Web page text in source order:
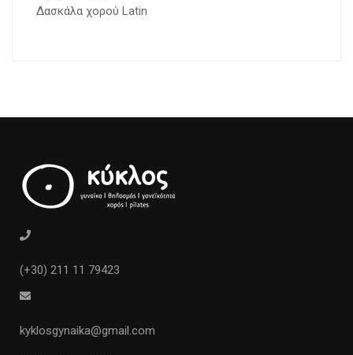
Δασκάλα χορού Latin
(+30) 211 11 79423
kyklosgynaika@gmail.com